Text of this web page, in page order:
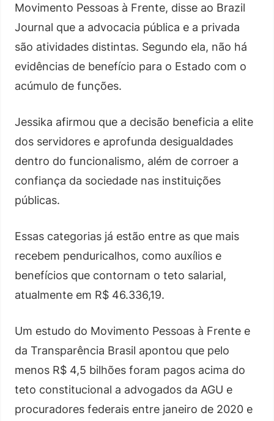
Movimento Pessoas à Frente, disse ao Brazil
Journal que a advocacia pública e a privada
são atividades distintas. Segundo ela, não há
evidências de benefício para o Estado com o
acúmulo de funções.
Jessika afirmou que a decisão beneficia a elite
dos servidores e aprofunda desigualdades
dentro do funcionalismo, além de corroer a
confiança da sociedade nas instituições
públicas.
Essas categorias já estão entre as que mais
recebem penduricalhos, como auxílios e
benefícios que contornam o teto salarial,
atualmente em R$ 46.336,19.
Um estudo do Movimento Pessoas à Frente e
da Transparência Brasil apontou que pelo
menos R$ 4,5 bilhões foram pagos acima do
teto constitucional a advogados da AGU e
procuradores federais entre janeiro de 2020 e